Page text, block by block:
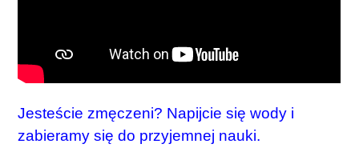
Jesteście zmęczeni? Napijcie się wody i
zabieramy się do przyjemnej nauki.